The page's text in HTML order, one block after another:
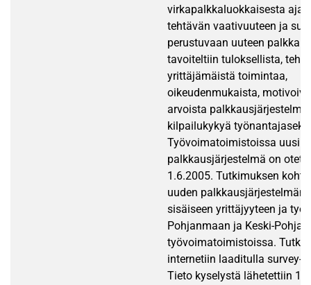
virkapalkkaluokkaisesta
tehtävän vaativuuteen ja
perustuvaan uuteen
tavoiteltiin tuloksellista,
yrittäjämäistä toimintaa,
oikeudenmukaista,
arvoista
kilpailukykyä
Työvoimatoimistoissa uusi
palkkausjärjestelmä on
1.6.2005. Tutkimuksen
uuden palkkausjärjestelmän
sisäiseen yrittäjyyteen ja
Pohjanmaan ja Keski-
työvoimatoimistoissa.
internetiin laaditulla survey-
Tieto kyselystä lähetettiin